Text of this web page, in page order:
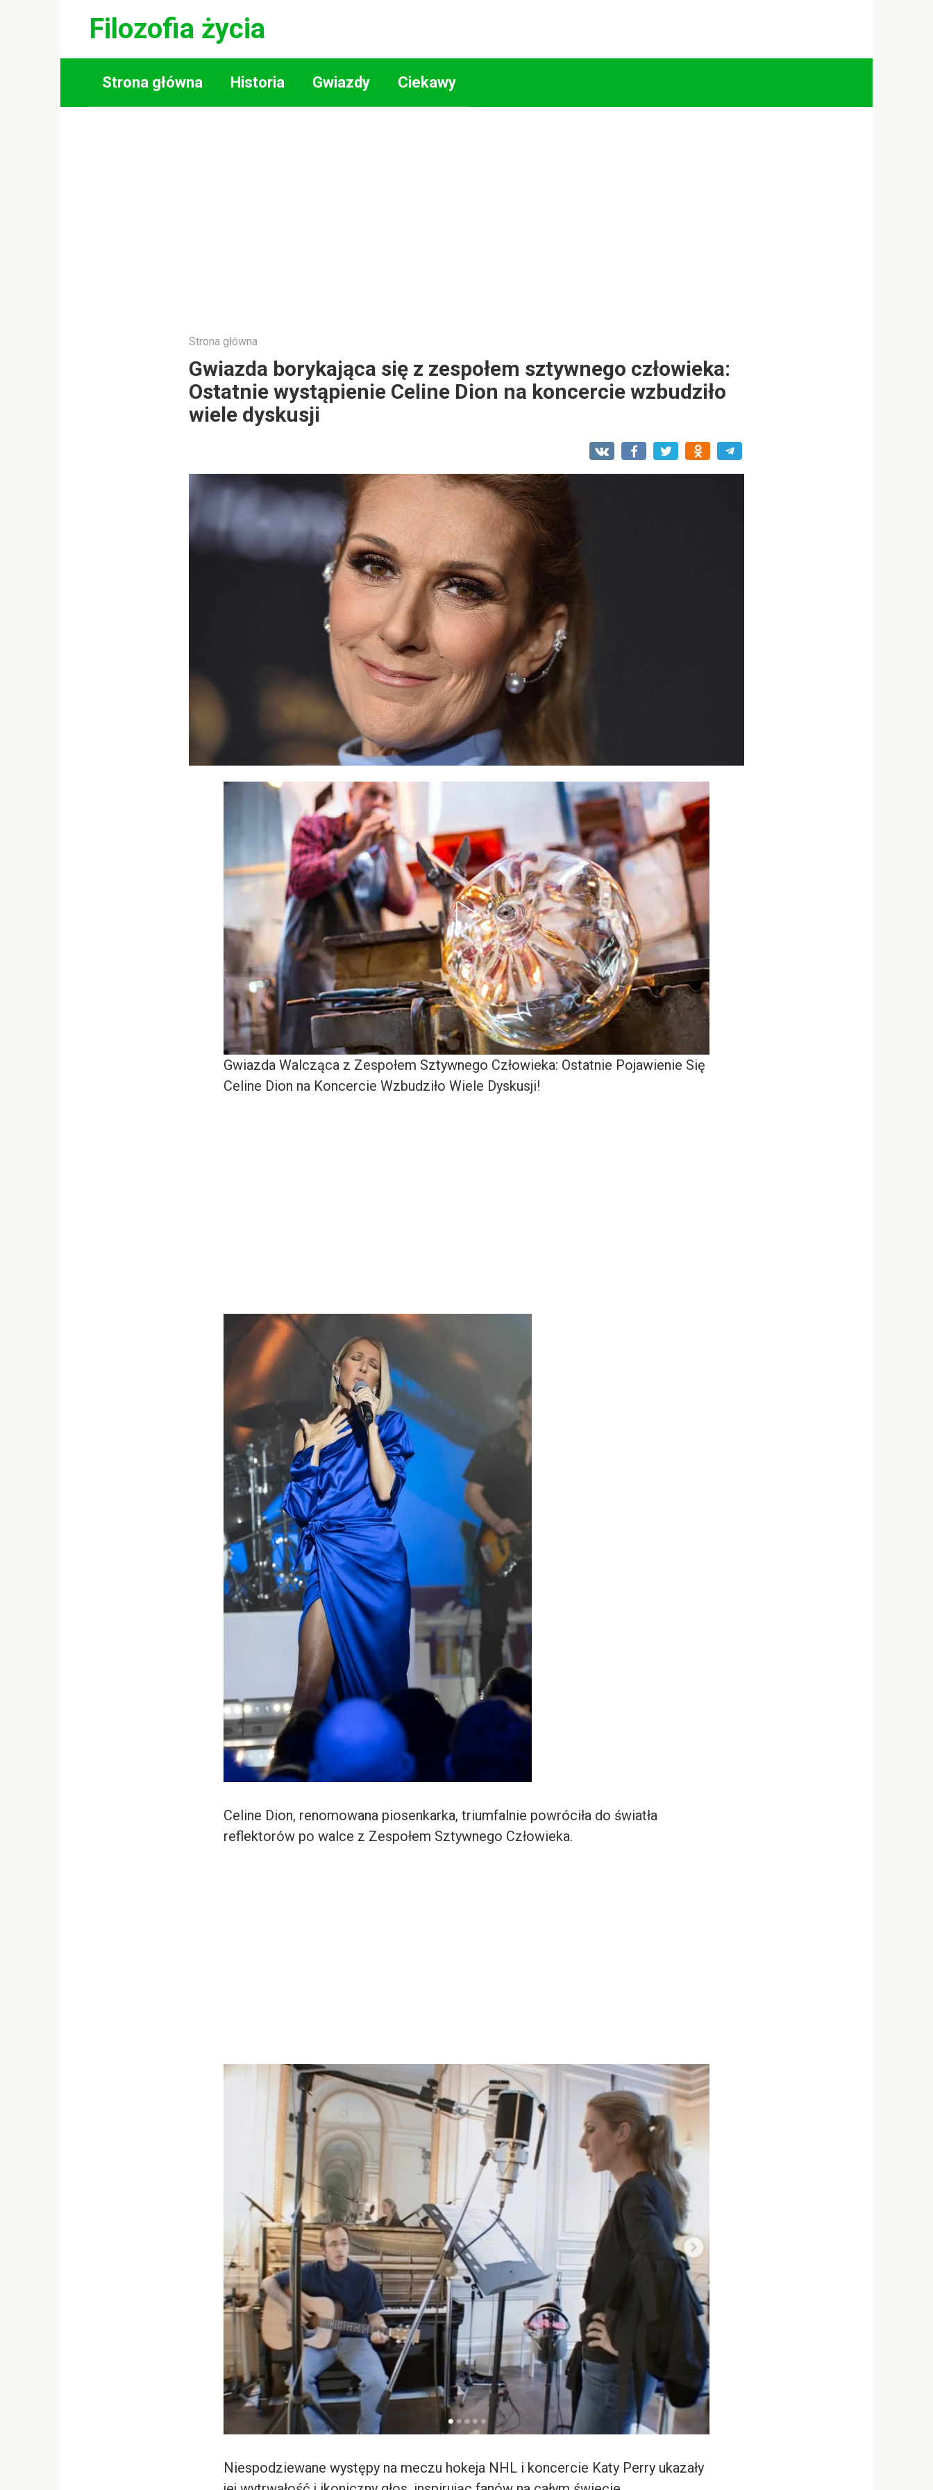
Filozofia życia
Strona główna Historia Gwiazdy Ciekawy
Strona główna
Gwiazda borykająca się z zespołem sztywnego człowieka:
Ostatnie wystąpienie Celine Dion na koncercie wzbudziło
wiele dyskusji
Gwiazda Walcząca z Zespołem Sztywnego Człowieka: Ostatnie Pojawienie Się
Celine Dion na Koncercie Wzbudziło Wiele Dyskusji!
Celine Dion, renomowana piosenkarka, triumfalnie powróciła do światła
reflektorów po walce z Zespołem Sztywnego Człowieka.
Niespodziewane występy na meczu hokeja NHL i koncercie Katy Perry ukazały